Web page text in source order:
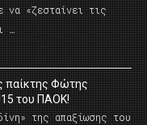
να «ζεσταίνει τις
…
παίκτης Φώτης
του ΠΑΟΚ!
της απαξίωσης του